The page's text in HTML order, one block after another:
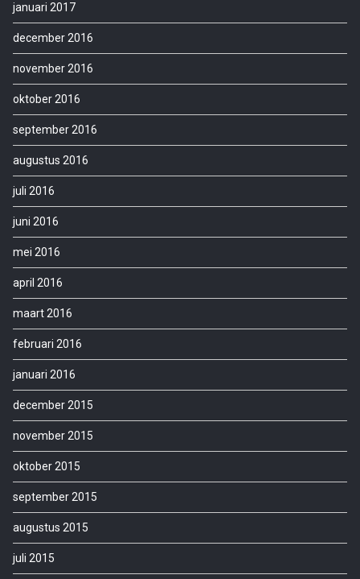
januari 2017
december 2016
november 2016
oktober 2016
september 2016
augustus 2016
juli 2016
juni 2016
mei 2016
april 2016
maart 2016
februari 2016
januari 2016
december 2015
november 2015
oktober 2015
september 2015
augustus 2015
juli 2015